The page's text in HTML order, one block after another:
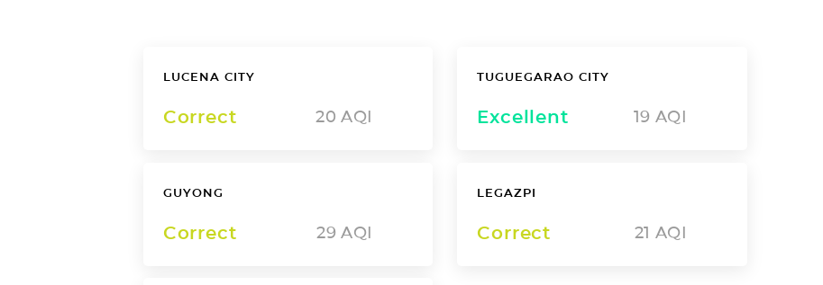
LUCENA CITY
Correct 20 AQI
TUGUEGARAO CITY
Excellent 19 AQI
GUYONG
Correct 29 AQI
LEGAZPI
Correct 21 AQI